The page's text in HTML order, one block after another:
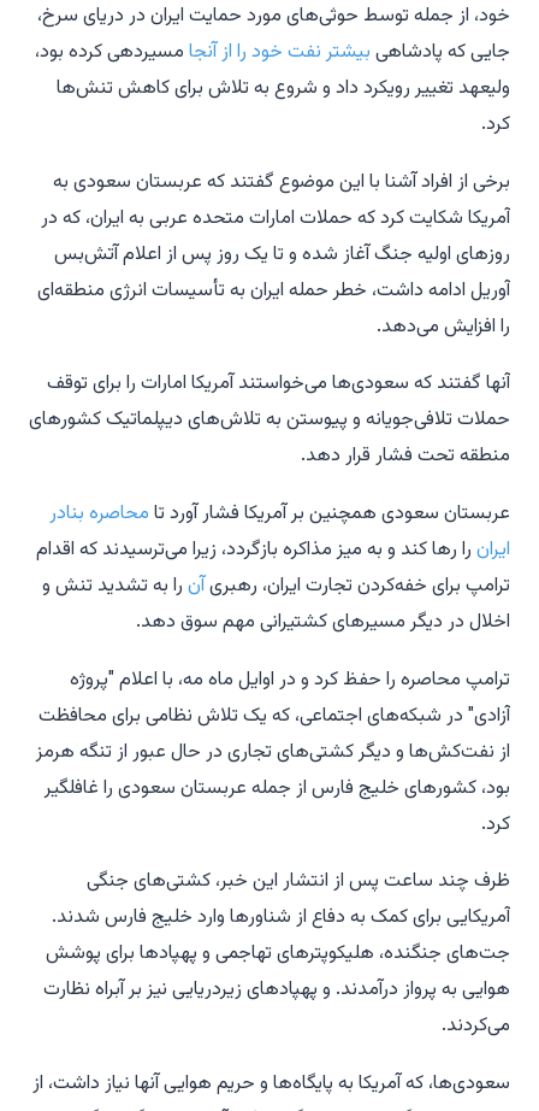
خود، از جمله توسط حوثی‌های مورد حمایت ایران در دریای سرخ،
جایی که پادشاهی بیشتر نفت خود را از آنجا مسیردهی کرده بود،
ولیعهد تغییر رویکرد داد و شروع به تلاش برای کاهش تنش‌ها
کرد.
برخی از افراد آشنا با این موضوع گفتند که عربستان سعودی به
آمریکا شکایت کرد که حملات امارات متحده عربی به ایران، که در
روزهای اولیه جنگ آغاز شده و تا یک روز پس از اعلام آتش‌بس
آوریل ادامه داشت، خطر حمله ایران به تأسیسات انرژی منطقه‌ای
را افزایش می‌دهد.
آنها گفتند که سعودی‌ها می‌خواستند آمریکا امارات را برای توقف
حملات تلافی‌جویانه و پیوستن به تلاش‌های دیپلماتیک کشورهای
منطقه تحت فشار قرار دهد.
عربستان سعودی همچنین بر آمریکا فشار آورد تا محاصره بنادر
ایران را رها کند و به میز مذاکره بازگردد، زیرا می‌ترسیدند که اقدام
ترامپ برای خفه‌کردن تجارت ایران، رهبریآن را به تشدید تنش و
اخلال در دیگر مسیرهای کشتیرانی مهم سوق دهد.
ترامپ محاصره را حفظ کرد و در اوایل ماه مه، با اعلام "پروژه
آزادی" در شبکه‌های اجتماعی، که یک تلاش نظامی برای محافظت
از نفت‌کش‌ها و دیگر کشتی‌های تجاری در حال عبور از تنگه هرمز
بود، کشورهای خلیج فارس از جمله عربستان سعودی را غافلگیر
کرد.
ظرف چند ساعت پس از انتشار این خبر، کشتی‌های جنگی
آمریکایی برای کمک به دفاع از شناورها وارد خلیج فارس شدند.
جت‌های جنگنده، هلیکوپترهای تهاجمی و پهپادها برای پوشش
هوایی به پرواز درآمدند. و پهپادهای زیردریایی نیز بر آبراه نظارت
می‌کردند.
سعودی‌ها، که آمریکا به پایگاه‌ها و حریم هوایی آنها نیاز داشت، از